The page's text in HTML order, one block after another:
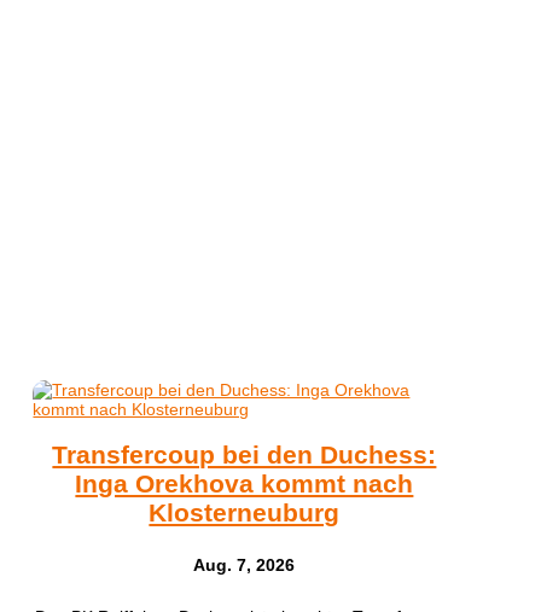
Transfercoup bei den Duchess:
Inga Orekhova kommt nach
Klosterneuburg
Aug. 7, 2026